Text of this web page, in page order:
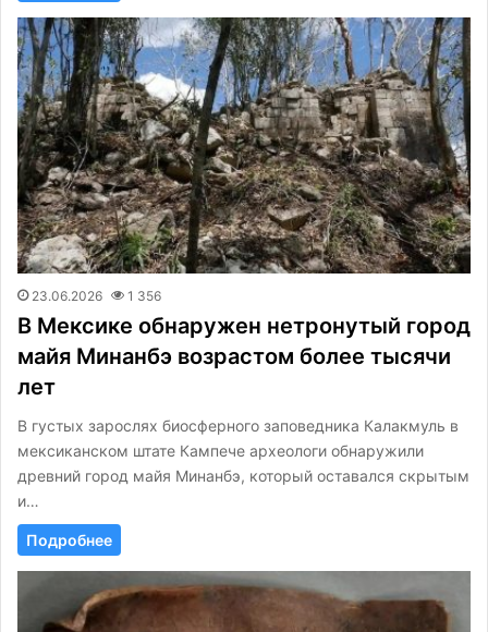
23.06.2026 1 356
В Мексике обнаружен нетронутый город
майя Минанбэ возрастом более тысячи
лет
В густых зарослях биосферного заповедника Калакмуль в
мексиканском штате Кампече археологи обнаружили
древний город майя Минанбэ, который оставался скрытым
и…
Подробнее